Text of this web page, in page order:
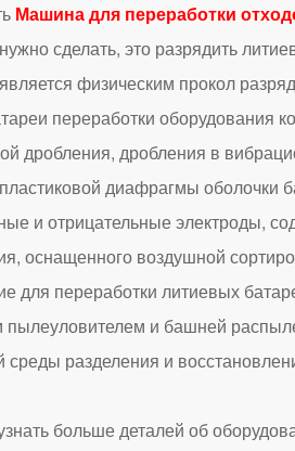
Машина для переработки
сделать, это разрядить
физическим прокол
переработки оборудования
дробления, дробления в
диафрагмы оболочки
и отрицательные электроды,
оснащенного воздушной
для переработки литиевых
и башней
разделения и
больше деталей об